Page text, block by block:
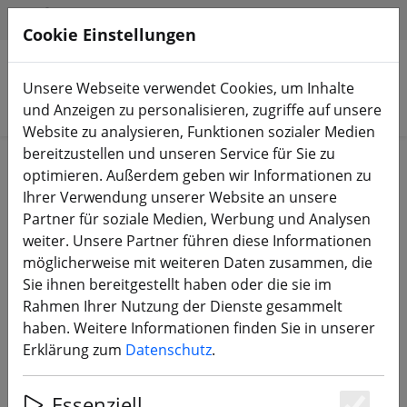
Produkte suchen
Start Bauteile FC, ESC, AIO & Stacks
DJI NAZA-H ohne GPS Modul
Cookie Einstellungen
Unsere Webseite verwendet Cookies, um Inhalte
und Anzeigen zu personalisieren, zugriffe auf unsere
Website zu analysieren, Funktionen sozialer Medien
bereitzustellen und unseren Service für Sie zu
optimieren. Außerdem geben wir Informationen zu
Ihrer Verwendung unserer Website an unsere
Partner für soziale Medien, Werbung und Analysen
weiter. Unsere Partner führen diese Informationen
möglicherweise mit weiteren Daten zusammen, die
Sie ihnen bereitgestellt haben oder die sie im
Rahmen Ihrer Nutzung der Dienste gesammelt
haben. Weitere Informationen finden Sie in unserer
Erklärung zum Datenschutz.